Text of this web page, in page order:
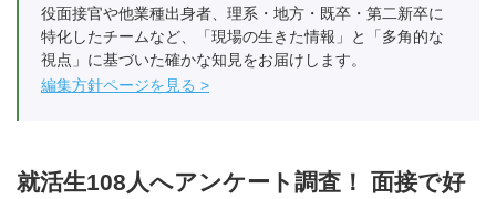
役面接官や他業種出身者、理系・地方・既卒・第二新卒に
特化したチームなど、「現場の生きた情報」と「多角的な
視点」に基づいた確かな知見をお届けします。
編集方針ページを見る
就活生108人へアンケート調査！ 面接で好